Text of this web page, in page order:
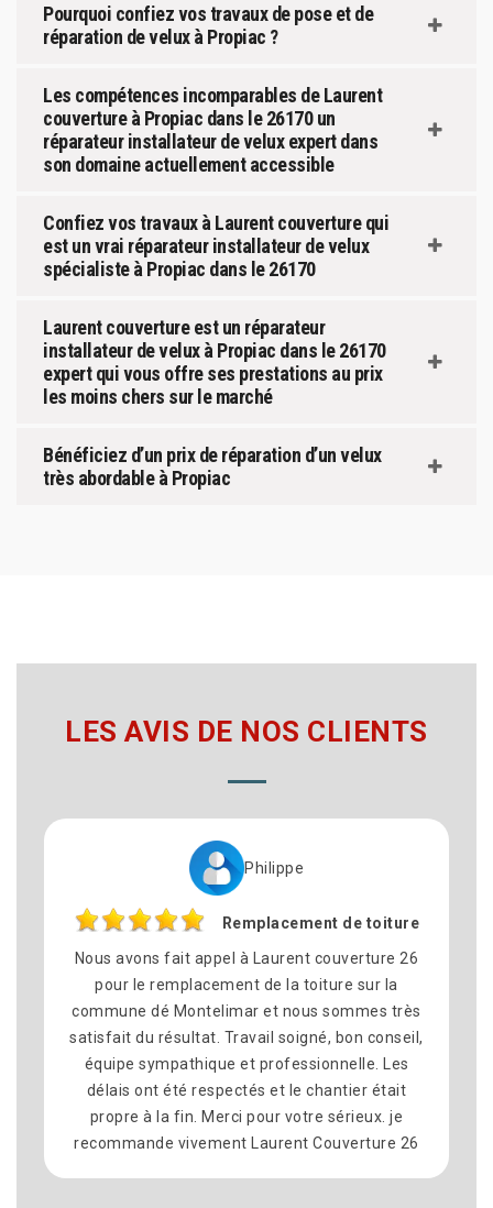
Pourquoi confiez vos travaux de pose et de
réparation de velux à Propiac ?
Les compétences incomparables de Laurent
couverture à Propiac dans le 26170 un
réparateur installateur de velux expert dans
son domaine actuellement accessible
Confiez vos travaux à Laurent couverture qui
est un vrai réparateur installateur de velux
spécialiste à Propiac dans le 26170
Laurent couverture est un réparateur
installateur de velux à Propiac dans le 26170
expert qui vous offre ses prestations au prix
les moins chers sur le marché
Bénéficiez d’un prix de réparation d’un velux
très abordable à Propiac
LES AVIS DE NOS CLIENTS
Philippe
Remplacement de toiture
Nous avons fait appel à Laurent couverture 26
pour le remplacement de la toiture sur la
commune dé Montelimar et nous sommes très
satisfait du résultat. Travail soigné, bon conseil,
équipe sympathique et professionnelle. Les
délais ont été respectés et le chantier était
propre à la fin. Merci pour votre sérieux. je
recommande vivement Laurent Couverture 26